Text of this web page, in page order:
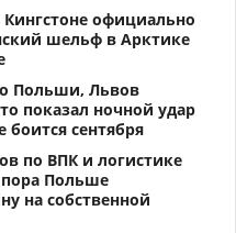
Кингстоне официально
шельф в Арктике
Польши, Львов
показал ночной удар
сентября
по ВПК и логистике
пора Польше
на собственной